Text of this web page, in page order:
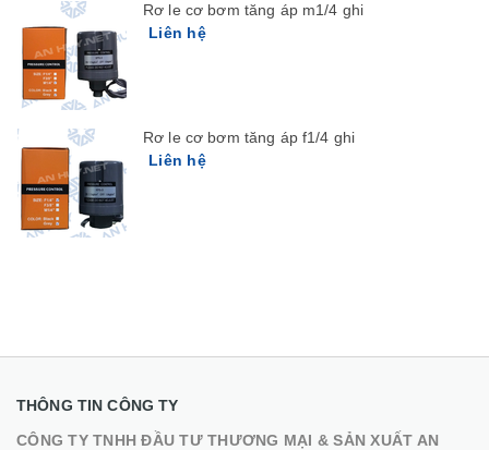
Rơ le cơ bơm tăng áp m1/4 ghi
Liên hệ
Rơ le cơ bơm tăng áp f1/4 ghi
Liên hệ
THÔNG TIN CÔNG TY
CÔNG TY TNHH ĐẦU TƯ THƯƠNG MẠI & SẢN XUẤT AN